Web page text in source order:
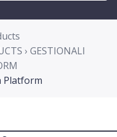
› GESTIONALI
Platform